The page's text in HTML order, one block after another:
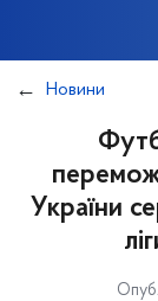
Новини
України